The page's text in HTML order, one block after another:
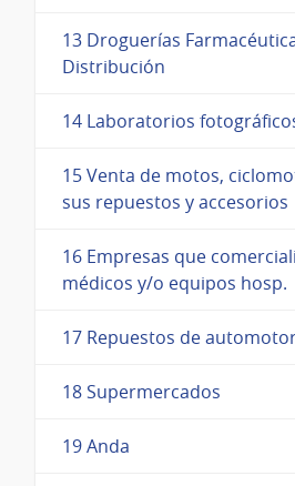
13 Droguerías
Distribución
14 Laboratorios
15 Venta de motos,
sus repuestos y accesorios
16 Empresas que
médicos y/o equipos hosp.
17 Repuestos de
18 Supermercados
19 Anda